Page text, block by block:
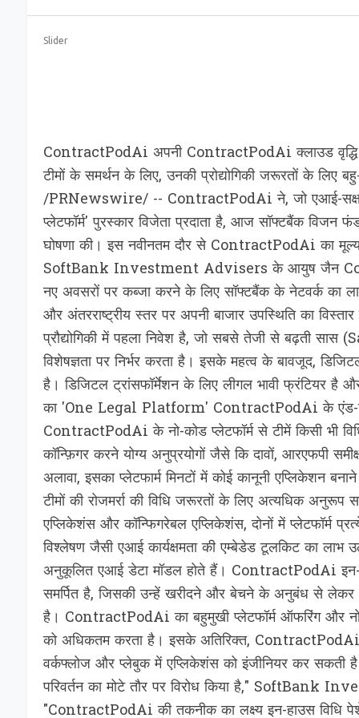
Slider
ContractPodAi अपनी ContractPodAi क्लाउड वृद्धि
टीमों के समर्थन के लिए, उनकी प्रोद्योगिकी जरूरतों के
/PRNewswire/ -- ContractPodAi ने, जो एआई-
प्लेटफॉर्म' पुरस्कार विजेता प्रदाता है, आज सॉफ्टबैंक विजन
घोषणा की। इस नवीनतम दौर से ContractPodAi का
SoftBank Investment Advisers के आयुष जैन
नए अवसरों पर कब्जा करने के लिए सॉफ्टबैंक के नेटवर्क का
और अंतरराष्ट्रीय स्तर पर अपनी बाजार उपस्थिति का
प्रौद्योगिकी में पहला निवेश है, जो सबसे तेजी से बढ़ती सास
विशेषज्ञता पर निर्भर करता है। इसके महत्व के बावजूद,
है। डिजिटल ट्रांसफॉर्मेशन के लिए लीगल भावी
का 'One Legal Platform' ContractPodAi के एंड-टू-
ContractPodAi के नो-कोड प्लेटफॉर्म से टीमें किसी भी
कॉन्फ़िगर करने योग्य अनुप्रयोगों जैसे कि दावों, आरएफपी
अलावा, इसका प्लेटफार्म मिनटों में कोई कानूनी एप्लिकेशन
टीमों की रोजमर्रा की विधि जरूरतों के लिए अत्यधिक
एप्लिकेशंस और कॉन्फिगरेबल एप्लिकेशंस, दोनों में प्लेटफॉर्म
विश्लेषण जैसी एआई कार्यक्षमता की एम्बेडेड टूलकिट का लाभ
अनुकूलित एआई डेटा मॉडल होते हैं। ContractPodAi इन-
समर्पित है, जिसकी उन्हें खरीदने और बेचने के अनुबंध से
है। ContractPodAi का बहुमुखी प्लेटफॉर्म ऑफरिंग और नो-
को अधिकतम करता है। इसके अतिरिक्त, ContractPodAi
वर्कफ्लोज और प्लेबुक में एप्लिकेशंस को इंजीनियर कर सकती
परिवर्तन का मोटे तौर पर विरोध किया है,"
"ContractPodAi की तकनीक का लक्ष्य इन-हाउस विधि